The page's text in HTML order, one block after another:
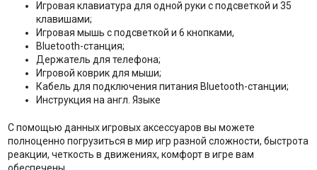
Игровая клавиатура для одной руки с подсветкой и 35
клавишами;
Игровая мышь с подсветкой и 6 кнопками,
Bluetooth-станция;
Держатель для телефона;
Игровой коврик для мыши;
Кабель для подключения питания Bluetooth-станции;
Инструкция на англ. Языке
С помощью данных игровых аксессуаров вы можете
полноценно погрузиться в мир игр разной сложности, быстрота
реакции, четкость в движениях, комфорт в игре вам